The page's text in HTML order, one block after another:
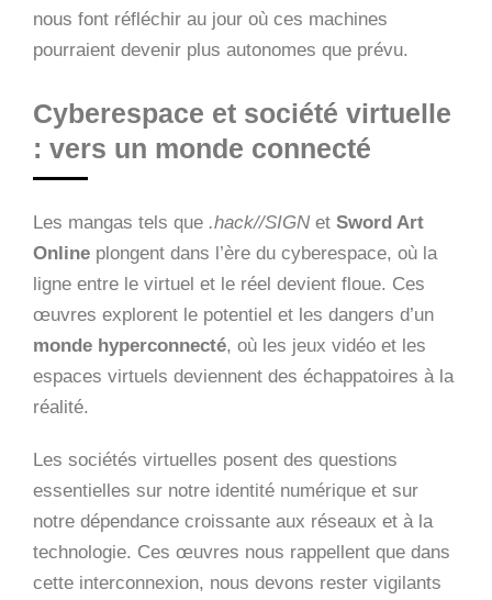
nous font réfléchir au jour où ces machines
pourraient devenir plus autonomes que prévu.
Cyberespace et société virtuelle
: vers un monde connecté
Les mangas tels que .hack//SIGNet Sword Art
Online plongent dans l’ère du cyberespace, où la
ligne entre le virtuel et le réel devient floue. Ces
œuvres explorent le potentiel et les dangers d’un
monde hyperconnecté, où les jeux vidéo et les
espaces virtuels deviennent des échappatoires à la
réalité.
Les sociétés virtuelles posent des questions
essentielles sur notre identité numérique et sur
notre dépendance croissante aux réseaux et à la
technologie. Ces œuvres nous rappellent que dans
cette interconnexion, nous devons rester vigilants